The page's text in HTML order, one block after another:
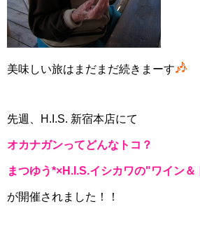
美味しい旅はまだまだ続きまーす
先週、H.I.S. 新宿本店にて
オカナガンってどんなトコ？
まつゆう*×H.I.S.イシカワの"ワイン＆
が開催されました！！